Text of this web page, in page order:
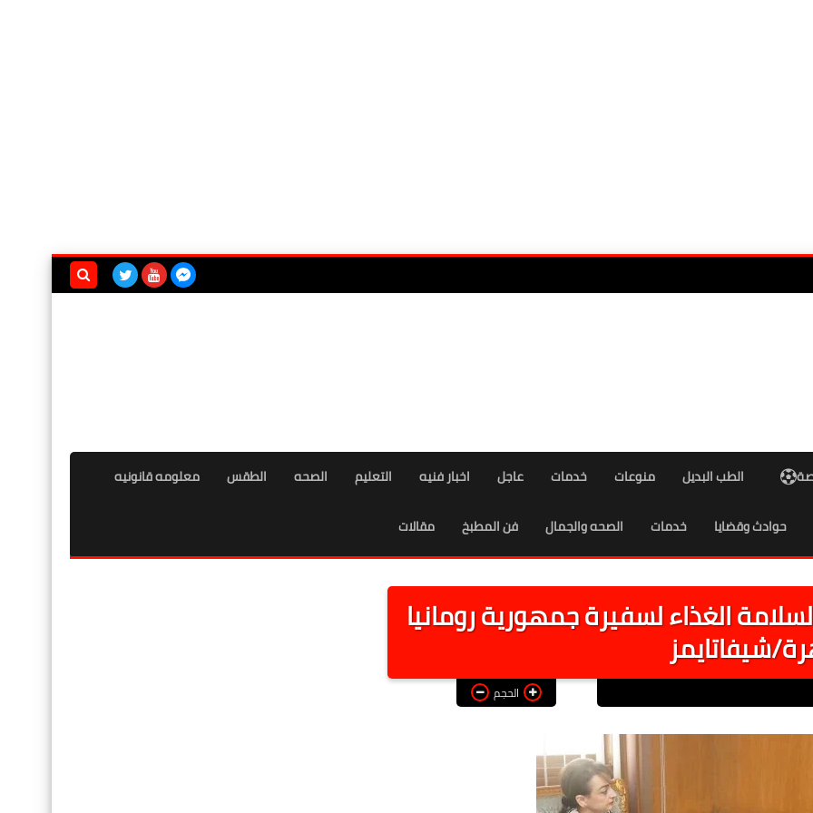
الطب البديل منوعات خدمات عاجل اخبار فنيه التعليم الصحه الطقس معلومه قانونيه
حوادث وقضايا خدمات الصحه والجمال فن المطبخ مقالات
الغذاء لسفيرة جمهورية رومانيا
شيفاتايمز
الحجم